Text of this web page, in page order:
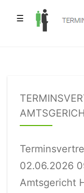
☰
02.06.2026
Amtsgericht